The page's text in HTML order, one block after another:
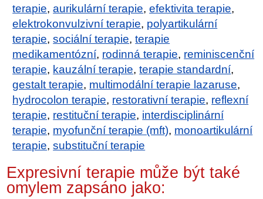
terapie,aurikulární terapie,efektivita terapie,
elektrokonvulzivní terapie, polyartikulární
terapie,sociální terapie,terapie
medikamentózní, rodinná terapie, reminiscenční
terapie, kauzální terapie,terapie standardní,
gestalt terapie, multimodální terapie lazaruse,
hydrocolon terapie, restorativní terapie, reflexní
terapie, restituční terapie, interdisciplinární
terapie, myofunční terapie (mft), monoartikulární
terapie,substituční terapie
Expresivní terapie může být také
omylem zapsáno jako: